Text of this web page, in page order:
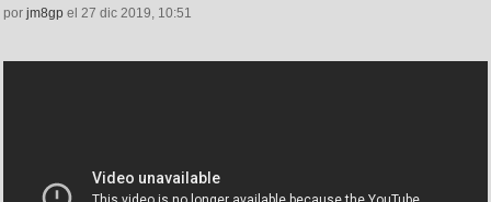
por jm8gp el 27 dic 2019, 10:51